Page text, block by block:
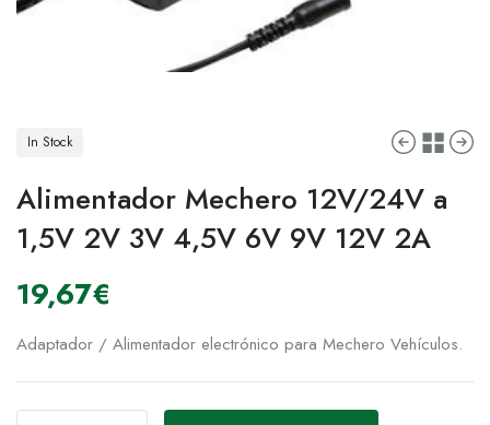
In Stock
Alimentador Mechero 12V/24V a
1,5V 2V 3V 4,5V 6V 9V 12V 2A
19,67€
Adaptador / Alimentador electrónico para Mechero Vehículos.